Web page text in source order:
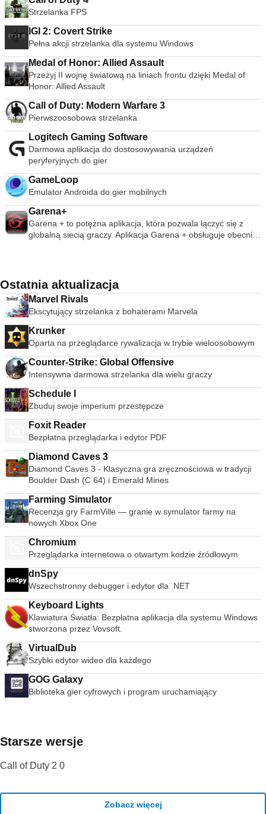
Strzelanka FPS
IGI 2: Covert Strike
Pełna akcji strzelanka dla systemu Windows
Medal of Honor: Allied Assault
Przeżyj II wojnę światową na liniach frontu dzięki Medal of
Honor: Allied Assault
Call of Duty: Modern Warfare 3
Pierwszoosobowa strzelanka
Logitech Gaming Software
Darmowa aplikacja do dostosowywania urządzeń
peryferyjnych do gier
GameLoop
Emulator Androida do gier mobilnych
Garena+
Garena + to potężna aplikacja, która pozwala łączyć się z
globalną siecią graczy. Aplikacja Garena + obsługuje obecnie
Counter Strike: Source, Call Of Duty 2, Left 4 Dead 1 and 2,
Red Alert 3, Starcraft, Team Fortress 2 i Warcraft 3. Po
instalacji musisz utworzyć konto, aby zalogować się do sieci
Garena. Otrzymasz awatar do identyfikacji w społeczności.
Aplikacja kontroluje twoje statystyki i umiejętności, a
następnie możesz natychmiast zobaczyć, kto jest online, a
którzy gracze są na podobnym poziomie. Aby komunikować
się z innymi graczami, aplikacja oferuje wiadomości
błyskawiczne, pocztę wewnętrzną i fora do rozmów na temat
problemów z grą. Garena + ma również system punktów
doświadczenia. Garena + obsługuje następujące formaty
Obsługiwane gry: BlackShot, Texas Hold&#39;em, Dark Orbit,
Modern Warfare 1 i 2, Call Of Duty: World At War, Counter
Strike : Źródło, Call Of Duty 2, Enemy Territory, HAWX, Killing
Floor, Left 4 Dead 1 and 2, Red Alert 3, Starcraft, Team
Fortress 2, TrackMania, Warcraft 3 RPG i TFT.
Ostatnia aktualizacja
Marvel Rivals
Ekscytujący strzelanka z bohaterami Marvela
Krunker
Oparta na przeglądarce rywalizacja w trybie wieloosobowym
Counter-Strike: Global Offensive
Intensywna darmowa strzelanka dla wielu graczy
Schedule I
Zbuduj swoje imperium przestępcze
Foxit Reader
Bezpłatna przeglądarka i edytor PDF
Diamond Caves 3
Diamond Caves 3 - Klasyczna gra zręcznościowa w tradycji
Boulder Dash (C 64) i Emerald Mines
Farming Simulator
Recenzja gry FarmVille — granie w symulator farmy na
nowych Xbox One
Chromium
Przeglądarka internetowa o otwartym kodzie źródłowym
dnSpy
Wszechstronny debugger i edytor dla .NET
Keyboard Lights
Klawiatura Światła: Bezpłatna aplikacja dla systemu Windows
stworzona przez Vovsoft.
VirtualDub
Szybki edytor wideo dla każdego
GOG Galaxy
Biblioteka gier cyfrowych i program uruchamiający
Starsze wersje
Call of Duty 2 0
Zobacz więcej